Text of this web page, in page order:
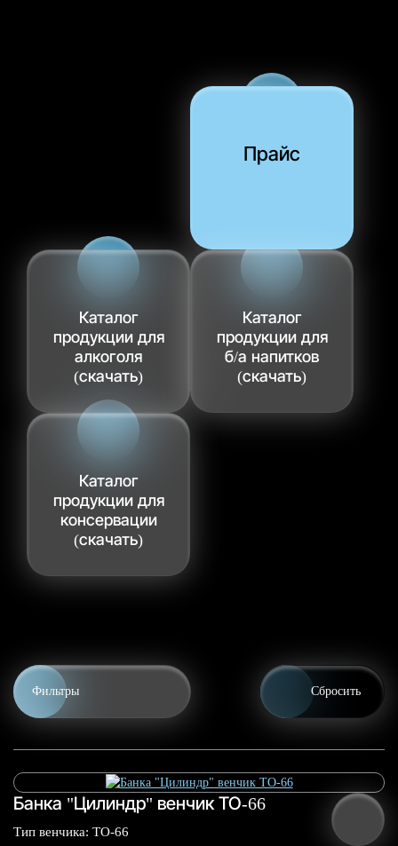
Прайс
Каталог
продукции для
алкоголя
(скачать)
Каталог
продукции для
б/а напитков
(скачать)
Каталог
продукции для
консервации
(скачать)
Фильтры Сбросить
0.25 л 0.5 л
Банка "Цилиндр" венчик ТО-66
Тип венчика: ТО-66
0.25 л 0.5 л